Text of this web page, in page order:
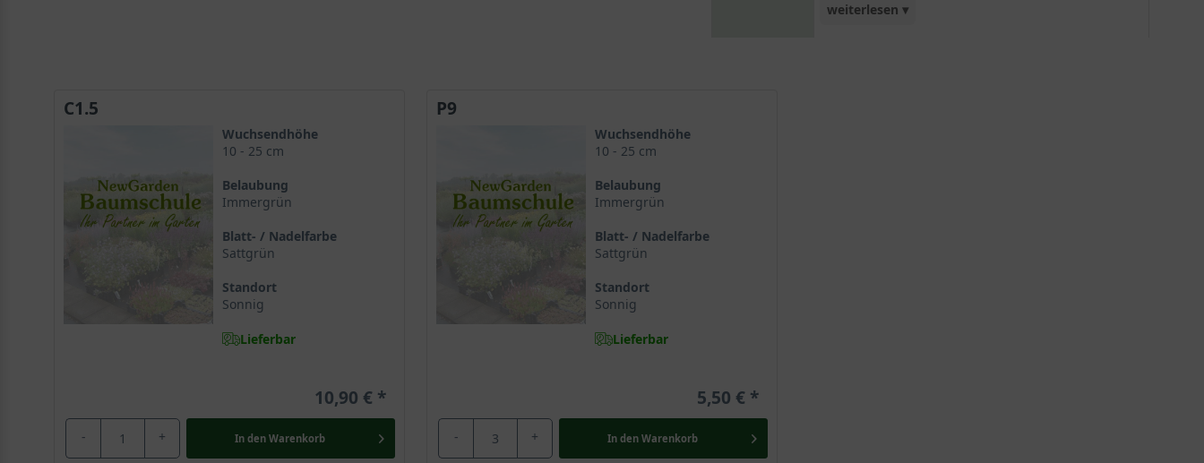
weiterlesen ▾
C1.5
Wuchsendhöhe
10 - 25 cm
Belaubung
Immergrün
Blatt- / Nadelfarbe
Sattgrün
Standort
Sonnig
Lieferbar
10,90 €
- + In den Warenkorb
P9
Wuchsendhöhe
10 - 25 cm
Belaubung
Immergrün
Blatt- / Nadelfarbe
Sattgrün
Standort
Sonnig
Lieferbar
5,50 €
- + In den Warenkorb